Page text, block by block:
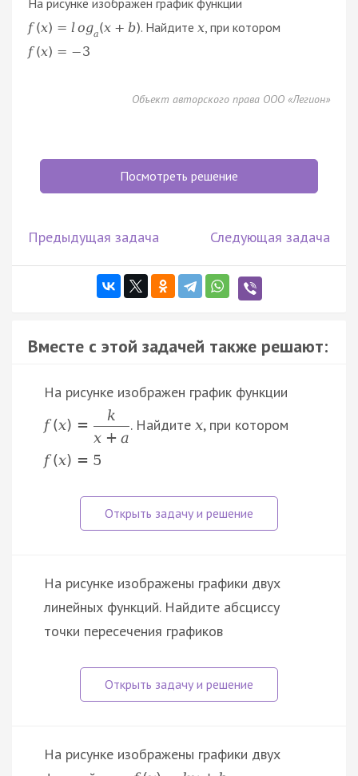
f (x) = loga(x + b). Найдите x , при котором
f (x) = −3
Объект авторского права ООО «Легион»
Посмотреть решение
Предыдущая задача Следующая задача
Вместе с этой задачей также решают:
На рисунке изображен график функции
f (x) =
k
x + a
. Найдитеx, при котором
f (x) = 5
На рисунке изображены графики двух
линейных функций. Найдите абсциссу
точки пересечения графиков
На рисунке изображены графики двух